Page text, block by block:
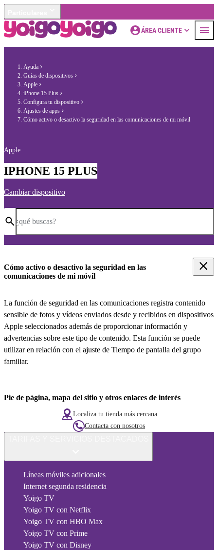
ÁREA CLIENTE
Ayuda
Guías de dispositivos
Apple
iPhone 15 Plus
Configura tu dispositivo
Ajustes de apps
Cómo activo o desactivo la seguridad en las comunicaciones de mi móvil
Apple
IPHONE 15 PLUS
Cambiar dispositivo
¿qué buscas?
Cómo activo o desactivo la seguridad en las
comunicaciones de mi móvil
La función de seguridad en las comunicaciones registra contenido
sensible de fotos y vídeos enviados desde y recibidos en dispositivos
Apple seleccionados además de proporcionar información y
advertencias sobre este tipo de contenido. Esta función se puede
utilizar en relación con el ajuste de Tiempo de pantalla del grupo
familiar.
Pie de página, mapa del sitio y otros enlaces de interés
Localiza tu tienda más cercana
Contacta con nosotros
Líneas móviles adicionales
Internet segunda residencia
Yoigo TV
Yoigo TV con Netflix
Yoigo TV con HBO Max
Yoigo TV con Prime
Yoigo TV con Disney